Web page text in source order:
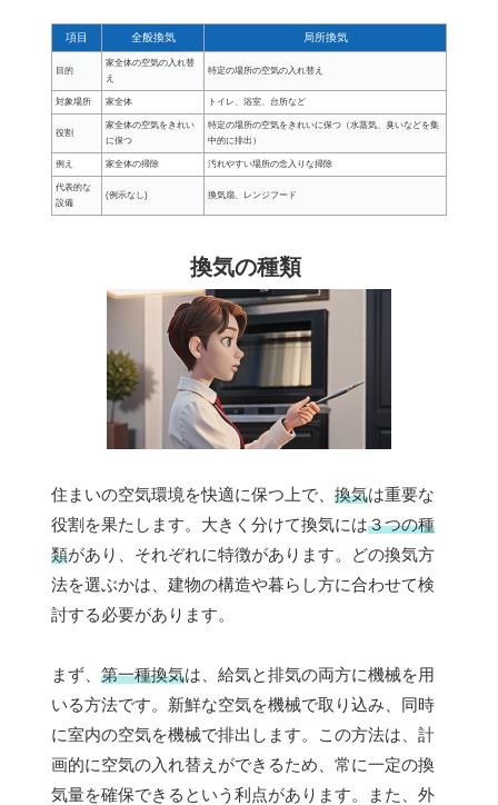
項目 全般換気 局所換気
目的
家全体の空気の入れ替
え
特定の場所の空気の入れ替え
対象場所 家全体 トイレ、浴室、台所など
役割
家全体の空気をきれい
に保つ
特定の場所の空気をきれいに保つ（水蒸気、臭いなどを集
中的に排出）
例え 家全体の掃除 汚れやすい場所の念入りな掃除
代表的な
設備
(例示なし) 換気扇、レンジフード
換気の種類
住まいの空気環境を快適に保つ上で、 換気は重要な
役割を果たします。大きく分けて換気には３つの種
類があり、それぞれに特徴があります。どの換気方
法を選ぶかは、建物の構造や暮らし方に合わせて検
討する必要があります。
まず、 第一種換気は、給気と排気の両方に機械を用
いる方法です。新鮮な空気を機械で取り込み、同時
に室内の空気を機械で排出します。この方法は、計
画的に空気の入れ替えができるため、常に一定の換
気量を確保できるという利点があります。また、外